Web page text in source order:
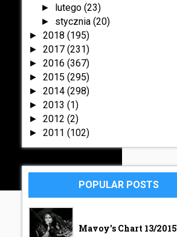
► lutego (23)
► stycznia (20)
►2018(195)
►2017(231)
►2016(367)
►2015(295)
►2014(298)
►2013(1)
►2012(2)
►2011(102)
POPULAR POSTS
Mavoy's Chart 13/2015